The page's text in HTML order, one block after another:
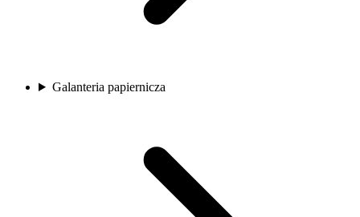
Galanteria papiernicza